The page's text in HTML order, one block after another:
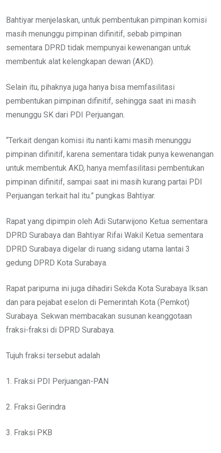
Bahtiyar menjelaskan, untuk pembentukan pimpinan komisi
masih menunggu pimpinan difinitif, sebab pimpinan
sementara DPRD tidak mempunyai kewenangan untuk
membentuk alat kelengkapan dewan (AKD).
Selain itu, pihaknya juga hanya bisa memfasilitasi
pembentukan pimpinan difinitif, sehingga saat ini masih
menunggu SK dari PDI Perjuangan.
“Terkait dengan komisi itu nanti kami masih menunggu
pimpinan difinitif, karena sementara tidak punya kewenangan
untuk membentuk AKD, hanya memfasilitasi pembentukan
pimpinan difinitif, sampai saat ini masih kurang partai PDI
Perjuangan terkait hal itu.” pungkas Bahtiyar.
Rapat yang dipimpin oleh Adi Sutarwijono Ketua sementara
DPRD Surabaya dan Bahtiyar Rifai Wakil Ketua sementara
DPRD Surabaya digelar di ruang sidang utama lantai 3
gedung DPRD Kota Surabaya.
Rapat paripurna ini juga dihadiri Sekda Kota Surabaya Iksan
dan para pejabat eselon di Pemerintah Kota (Pemkot)
Surabaya. Sekwan membacakan susunan keanggotaan
fraksi-fraksi di DPRD Surabaya.
Tujuh fraksi tersebut adalah
1. Fraksi PDI Perjuangan-PAN
2. Fraksi Gerindra
3. Fraksi PKB